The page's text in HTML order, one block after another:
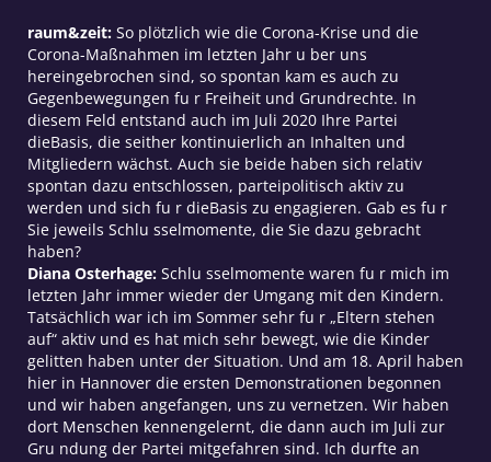
raum&zeit:So plötzlich wie die Corona-Krise und die
Corona-Maßnahmen im letzten Jahr u ber uns
hereingebrochen sind, so spontan kam es auch zu
Gegenbewegungen fu r Freiheit und Grundrechte. In
diesem Feld entstand auch im Juli 2020 Ihre Partei
dieBasis, die seither kontinuierlich an Inhalten und
Mitgliedern wächst. Auch sie beide haben sich relativ
spontan dazu entschlossen, parteipolitisch aktiv zu
werden und sich fu r dieBasis zu engagieren. Gab es fu r
Sie jeweils Schlu sselmomente, die Sie dazu gebracht
haben?
Diana Osterhage:Schlu sselmomente waren fu r mich im
letzten Jahr immer wieder der Umgang mit den Kindern.
Tatsächlich war ich im Sommer sehr fu r „Eltern stehen
auf“ aktiv und es hat mich sehr bewegt, wie die Kinder
gelitten haben unter der Situation. Und am 18. April haben
hier in Hannover die ersten Demonstrationen begonnen
und wir haben angefangen, uns zu vernetzen. Wir haben
dort Menschen kennengelernt, die dann auch im Juli zur
Gru ndung der Partei mitgefahren sind. Ich durfte an